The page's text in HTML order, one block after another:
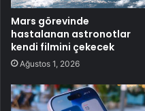
Mars görevinde
hastalanan astronotlar
kendi filmini çekecek
Ağustos 1, 2026